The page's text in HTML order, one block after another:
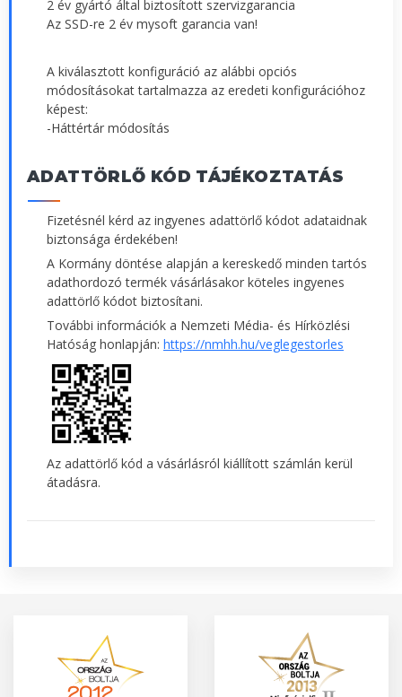
2 év gyártó által biztosított szervizgarancia
Az SSD-re 2 év mysoft garancia van!
A kiválasztott konfiguráció az alábbi opciós
módosításokat tartalmazza az eredeti konfigurációhoz
képest:
-Háttértár módosítás
ADATTÖRLŐ KÓD TÁJÉKOZTATÁS
Fizetésnél kérd az ingyenes adattörlő kódot adataidnak
biztonsága érdekében!
A Kormány döntése alapján a kereskedő minden tartós
adathordozó termék vásárlásakor köteles ingyenes
adattörlő kódot biztosítani.
További információk a Nemzeti Média- és Hírközlési
Hatóság honlapján: https://nmhh.hu/veglegestorles
Az adattörlő kód a vásárlásról kiállított számlán kerül
átadásra.